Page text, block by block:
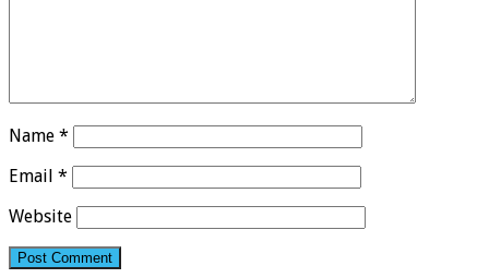
Name *
Email *
Website